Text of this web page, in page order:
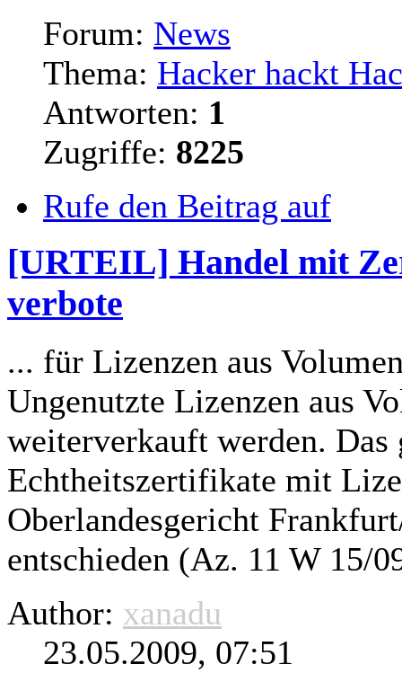
Forum: News
Thema: Hacker hackt
Antworten: 1
Zugriffe: 8225
Rufe den Beitrag auf
[URTEIL] Handel mit
verbote
... für Lizenzen aus
Ungenutzte Lizenzen aus
weiterverkauft werden. Das
Echtheitszertifikate mit
Oberlandesgericht
entschieden (Az. 11 W 15/
Author: xanadu
23.05.2009, 07:51